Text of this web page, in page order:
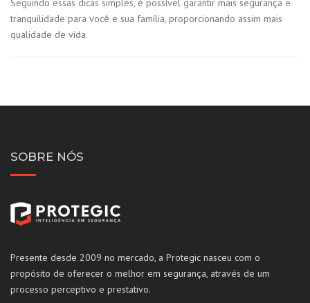
Seguindo essas dicas simples, é possível garantir mais segurança e
tranquilidade para você e sua família, proporcionando assim mais
qualidade de vida.
SOBRE NÓS
Presente desde 2009 no mercado, a Protegic nasceu com o
propósito de oferecer o melhor em segurança, através de um
processo perceptivo e prestativo.